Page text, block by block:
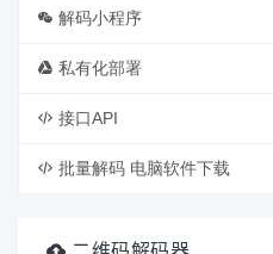
解码小程序
私有化部署
接口API
批量解码 电脑软件下载